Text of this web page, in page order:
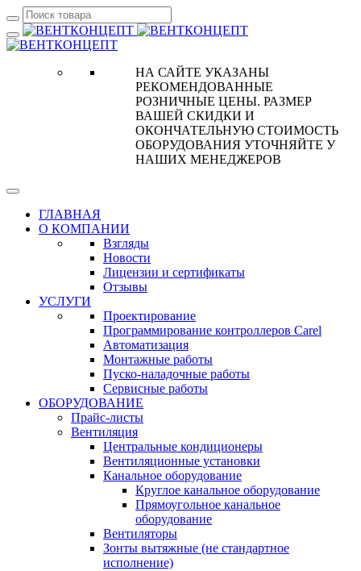
НА САЙТЕ УКАЗАНЫ
РЕКОМЕНДОВАННЫЕ
РОЗНИЧНЫЕ ЦЕНЫ. РАЗМЕР
ВАШЕЙ СКИДКИ И
ОКОНЧАТЕЛЬНУЮ СТОИМОСТЬ
ОБОРУДОВАНИЯ УТОЧНЯЙТЕ У
НАШИХ МЕНЕДЖЕРОВ
ГЛАВНАЯ
О КОМПАНИИ
Взгляды
Новости
Лицензии и сертификаты
Отзывы
УСЛУГИ
Проектирование
Программирование контроллеров Carel
Автоматизация
Монтажные работы
Пуско-наладочные работы
Сервисные работы
ОБОРУДОВАНИЕ
Прайс-листы
Вентиляция
Центральные кондиционеры
Вентиляционные установки
Канальное оборудование
Круглое канальное оборудование
Прямоугольное канальное
оборудование
Вентиляторы
Зонты вытяжные (не стандартное
исполнение)